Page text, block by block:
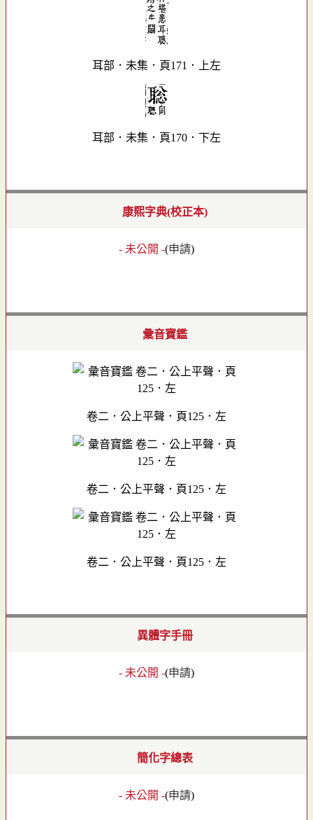
耳部．未集．頁171．上左
耳部．未集．頁170．下左
康熙字典(校正本)
- 未公開 -(申請)
彙音寶鑑
卷二．公上平聲．頁125．左
卷二．公上平聲．頁125．左
卷二．公上平聲．頁125．左
異體字手冊
- 未公開 -(申請)
簡化字總表
- 未公開 -(申請)